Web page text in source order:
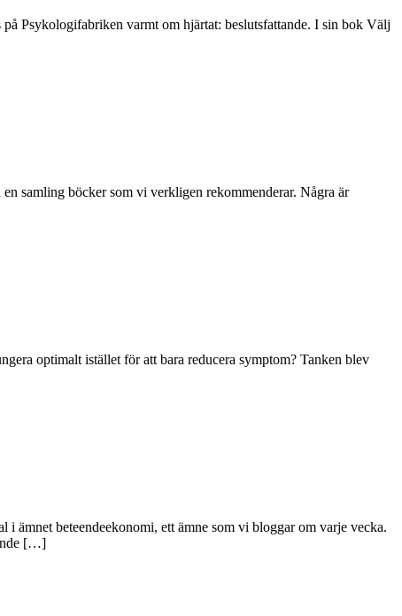
Psykologifabriken varmt om hjärtat: beslutsfattande. I sin bok Välj
samling böcker som vi verkligen rekommenderar. Några är
optimalt istället för att bara reducera symptom? Tanken blev
i ämnet beteendeekonomi, ett ämne som vi bloggar om varje vecka.
[…]